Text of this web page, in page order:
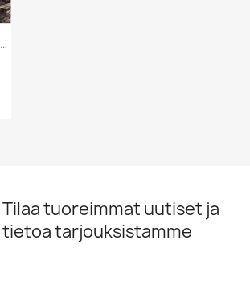
Mushroom: Early One Morning LP + 7-Inch...
Tilaa tuoreimmat uutiset ja
tietoa tarjouksistamme